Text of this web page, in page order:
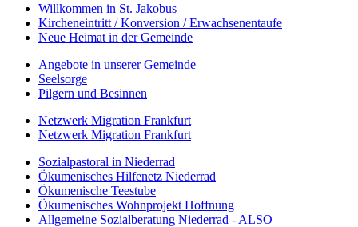
Willkommen in St. Jakobus
Kircheneintritt / Konversion / Erwachsenentaufe
Neue Heimat in der Gemeinde
Angebote in unserer Gemeinde
Seelsorge
Pilgern und Besinnen
Netzwerk Migration Frankfurt
Netzwerk Migration Frankfurt
Sozialpastoral in Niederrad
Ökumenisches Hilfenetz Niederrad
Ökumenische Teestube
Ökumenisches Wohnprojekt Hoffnung
Allgemeine Sozialberatung Niederrad - ALSO